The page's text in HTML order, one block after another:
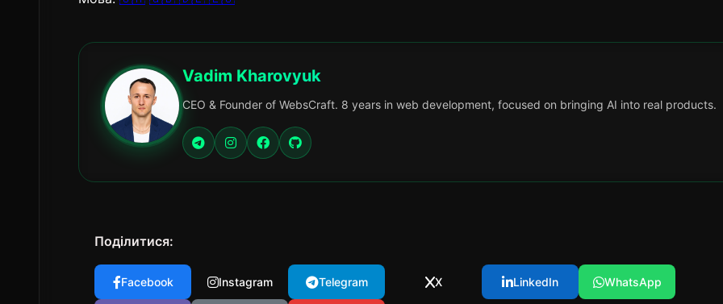
Vadim Kharovyuk
CEO & Founder of WebsCraft. 8 years in web development, focused on bringing AI into real products.
Поділитися:
Facebook Instagram Telegram X LinkedIn WhatsApp